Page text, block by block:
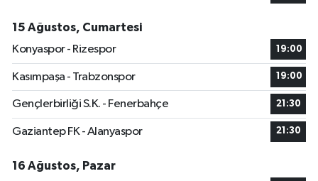
15 Ağustos, Cumartesi
Konyaspor - Rizespor
19:00
Kasımpaşa - Trabzonspor 19:00
Gençlerbirliği S.K. - Fenerbahçe 21:30
Gaziantep FK - Alanyaspor 21:30
16 Ağustos, Pazar